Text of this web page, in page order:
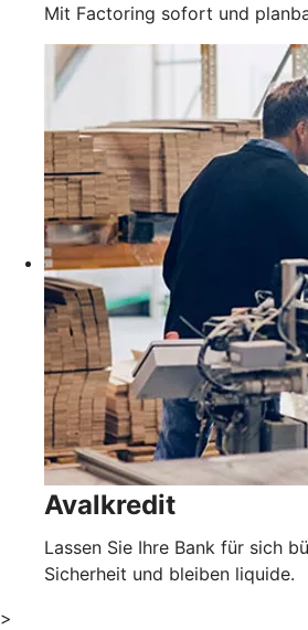
Mit Factoring sofort und
Avalkredit
Lassen Sie Ihre Bank für sich
Sicherheit und bleiben liquide.
>